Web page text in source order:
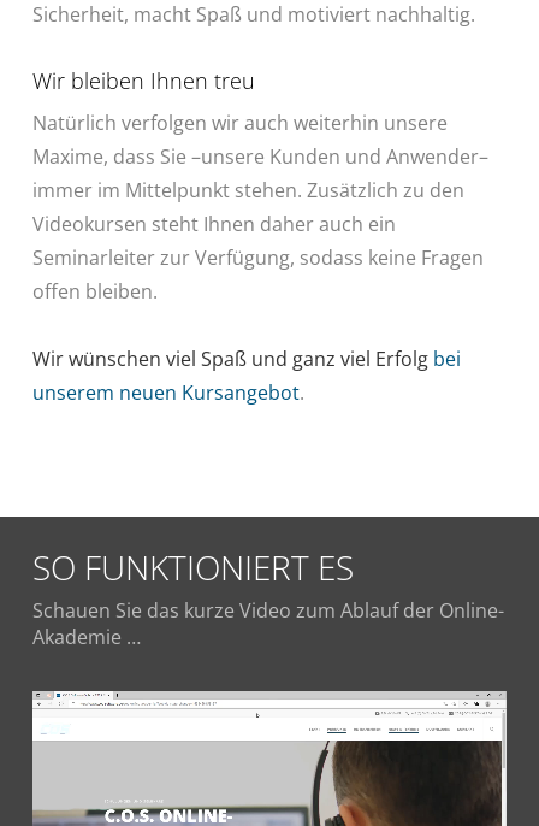
Sicherheit, macht Spaß und motiviert nachhaltig.
Wir bleiben Ihnen treu
Natürlich verfolgen wir auch weiterhin unsere
Maxime, dass Sie –unsere Kunden und Anwender–
immer im Mittelpunkt stehen. Zusätzlich zu den
Videokursen steht Ihnen daher auch ein
Seminarleiter zur Verfügung, sodass keine Fragen
offen bleiben.
Wir wünschen viel Spaß und ganz viel Erfolg bei
unserem neuen Kursangebot.
SO FUNKTIONIERT ES
Schauen Sie das kurze Video zum Ablauf der Online-
Akademie …